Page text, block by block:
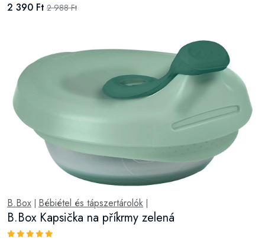
2 390 Ft 2 988 Ft
B.Box Bébiétel és tápszertárolók
B.Box Kapsička na příkrmy zelená